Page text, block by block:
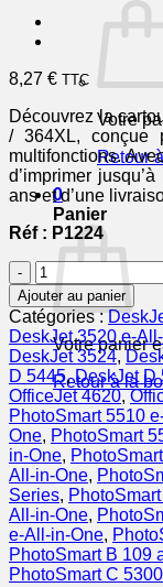
Votre
Retour
0
Panier
Votre panier
Retour à la
8,27 € TTC
Découvrez la
/ 364XL, conçue
multifonctions.
d’imprimer
ans et d’une
Réf : P1224
quantité
de
CB324EE
/
364XL
-
cartouche
compatible
HP
-
magenta
Ajouter au panier
Catégories :
DeskJet 3520 e-
DeskJet 3524,
D 5445,DeskJet D
OfficeJet 4620,
PhotoSmart 5510
One, PhotoSmart
in-One,
All-in-One,
Series,
All-in-One,
e-All-in-One,
PhotoSmart B 109
PhotoSmart C